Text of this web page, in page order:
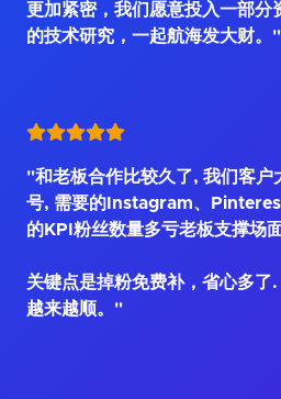
更加紧密，我们愿意投入一部分
的技术研究，一起航海发大财。"
"和老板合作比较久了, 我们客户
号, 需要的Instagram、
的KPI粉丝数量多亏老板支撑场
关键点是掉粉免费补，省心多了
越来越顺。"